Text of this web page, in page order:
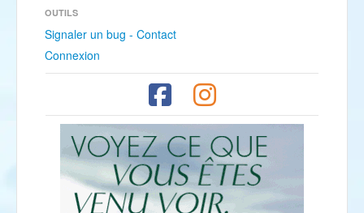
OUTILS
Signaler un bug - Contact
Connexion